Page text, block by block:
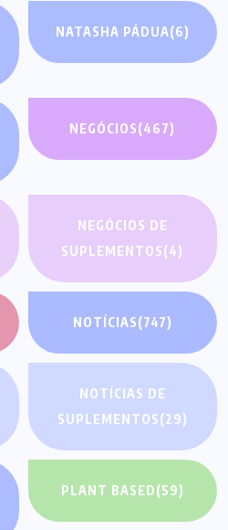
NATASHA PÁDUA(6)
NEGÓCIOS(467)
NEGÓCIOS DE
SUPLEMENTOS(4)
NOTÍCIAS(747)
NOTÍCIAS DE
SUPLEMENTOS(29)
PLANT BASED(59)